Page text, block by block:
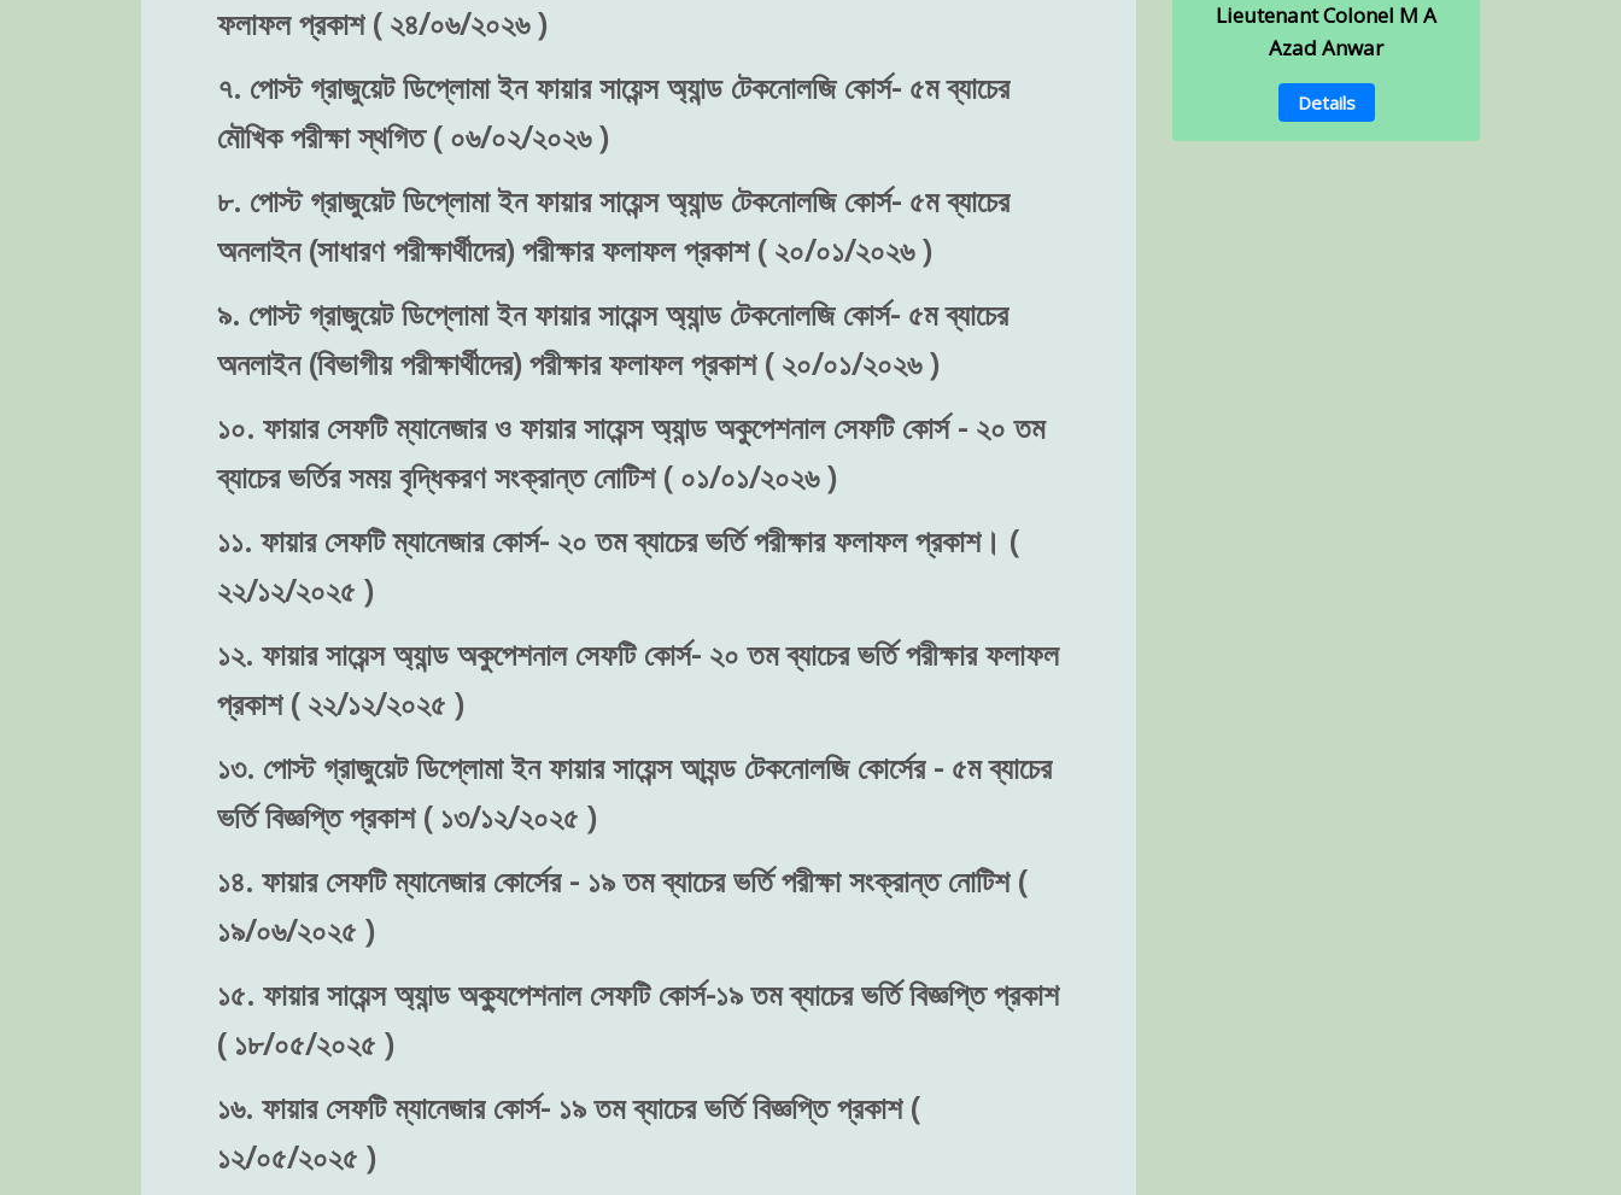
ফলাফল প্রকাশ ( ২৪/০৬/২০২৬ )
৭. পোস্ট গ্রাজুয়েট ডিপ্লোমা ইন ফায়ার সায়েন্স অ্যান্ড টেকনোলজি কোর্স- ৫ম ব্যাচের
মৌখিক পরীক্ষা স্থগিত ( ০৬/০২/২০২৬ )
৮. পোস্ট গ্রাজুয়েট ডিপ্লোমা ইন ফায়ার সায়েন্স অ্যান্ড টেকনোলজি কোর্স- ৫ম ব্যাচের
অনলাইন (সাধারণ পরীক্ষার্থীদের) পরীক্ষার ফলাফল প্রকাশ ( ২০/০১/২০২৬ )
৯. পোস্ট গ্রাজুয়েট ডিপ্লোমা ইন ফায়ার সায়েন্স অ্যান্ড টেকনোলজি কোর্স- ৫ম ব্যাচের
অনলাইন (বিভাগীয় পরীক্ষার্থীদের) পরীক্ষার ফলাফল প্রকাশ ( ২০/০১/২০২৬ )
১০. ফায়ার সেফটি ম্যানেজার ও ফায়ার সায়েন্স অ্যান্ড অকুপেশনাল সেফটি কোর্স - ২০ তম
ব্যাচের ভর্তির সময় বৃদ্ধিকরণ সংক্রান্ত নোটিশ ( ০১/০১/২০২৬ )
১১. ফায়ার সেফটি ম্যানেজার কোর্স- ২০ তম ব্যাচের ভর্তি পরীক্ষার ফলাফল প্রকাশ। (
২২/১২/২০২৫ )
১২. ফায়ার সায়েন্স অ্যান্ড অকুপেশনাল সেফটি কোর্স- ২০ তম ব্যাচের ভর্তি পরীক্ষার ফলাফল
প্রকাশ ( ২২/১২/২০২৫ )
১৩. পোস্ট গ্রাজুয়েট ডিপ্লোমা ইন ফায়ার সায়েন্স আ্যন্ড টেকনোলজি কোর্সের - ৫ম ব্যাচের
ভর্তি বিজ্ঞপ্তি প্রকাশ ( ১৩/১২/২০২৫ )
১৪. ফায়ার সেফটি ম্যানেজার কোর্সের - ১৯ তম ব্যাচের ভর্তি পরীক্ষা সংক্রান্ত নোটিশ (
১৯/০৬/২০২৫ )
১৫. ফায়ার সায়েন্স অ্যান্ড অক্যুপেশনাল সেফটি কোর্স-১৯ তম ব্যাচের ভর্তি বিজ্ঞপ্তি প্রকাশ
( ১৮/০৫/২০২৫ )
১৬. ফায়ার সেফটি ম্যানেজার কোর্স- ১৯ তম ব্যাচের ভর্তি বিজ্ঞপ্তি প্রকাশ (
১২/০৫/২০২৫ )
Lieutenant Colonel M A
Azad Anwar
Details